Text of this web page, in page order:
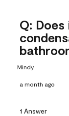
Q:
Mindy
a month ago
1 Answer